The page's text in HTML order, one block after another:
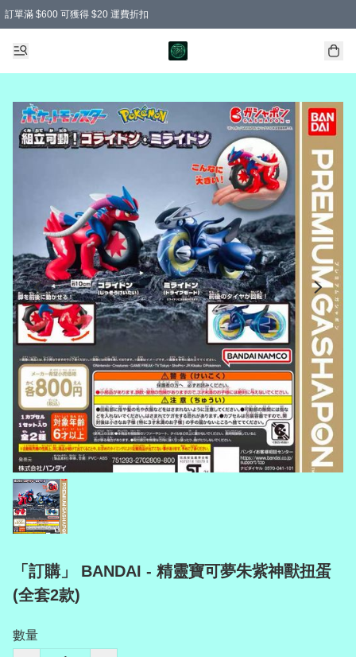
訂單滿 $600 可獲得 $20 運費折扣
「訂購」 BANDAI - 精靈寶可夢朱紫神獸扭蛋
(全套2款)
數量